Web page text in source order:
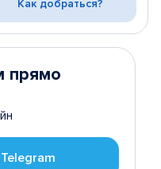
Как добраться?
прямо